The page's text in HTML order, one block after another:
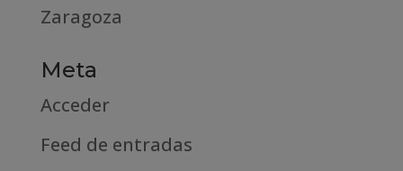
Zaragoza
Meta
Acceder
Feed de entradas